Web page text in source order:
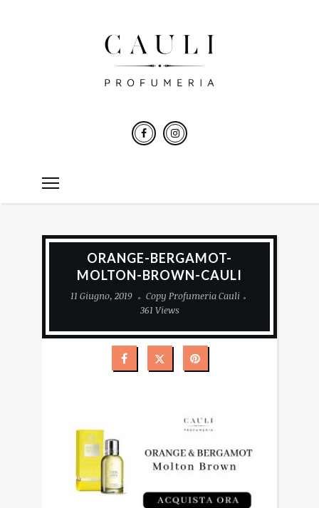
ORANGE-BERGAMOT-
MOLTON-BROWN-CAULI
11 Giugno, 2019
Copy Profumeria Cauli
361 Views